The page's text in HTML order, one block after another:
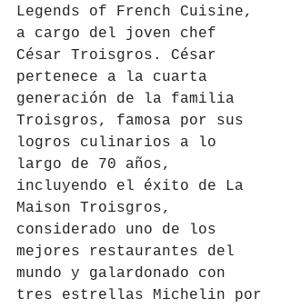
Legends of French Cuisine,
a cargo del joven chef
César Troisgros. César
pertenece a la cuarta
generación de la familia
Troisgros, famosa por sus
logros culinarios a lo
largo de 70 años,
incluyendo el éxito de La
Maison Troisgros,
considerado uno de los
mejores restaurantes del
mundo y galardonado con
tres estrellas Michelin por